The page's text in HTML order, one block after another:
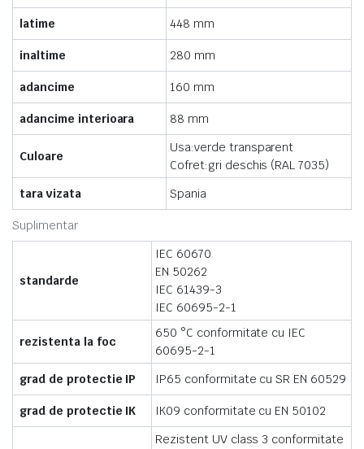
Suplimentar
latime 448 mm
inaltime 280 mm
adancime 160 mm
adancime interioara 88 mm
Culoare
Usa:verde transparent
Cofret:gri deschis (RAL 7035)
tara vizata
Spania
standarde
IEC 60670
EN 50262
IEC 61439-3
IEC 60695-2-1
rezistenta la foc
650 °C conformitate cu IEC
60695-2-1
grad de protectie IP
IP65 conformitate cu SR EN 60529
grad de protectie IK IK09 conformitate cu EN 50102
Rezistent UV class 3 conformitate